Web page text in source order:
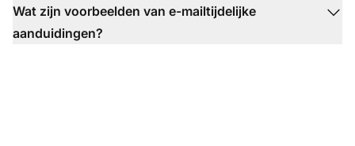
Wat zijn voorbeelden van e-mailtijdelijke
aanduidingen?